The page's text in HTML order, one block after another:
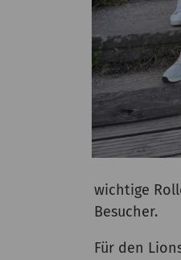
wichtige
Besucher.
Für den